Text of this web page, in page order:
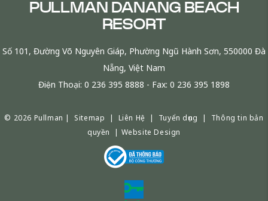
PULLMAN DANANG BEACH
RESORT
Số 101, Đường Võ Nguyên Giáp, Phường Ngũ Hành Sơn, 550000 Đà
Nẵng, Việt Nam
Điện Thoại: 0 236 395 8888 - Fax: 0 236 395 1898
© 2026 Pullman | Sitemap | Liên Hệ | Tuyển dụng | Thông tin bản
quyền
| Website Design